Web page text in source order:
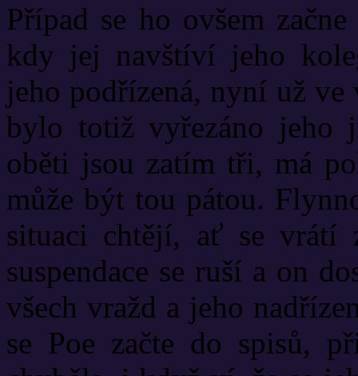
Případ se ho ovšem
kdy jej navštíví jeho
jeho podřízená, nyní už
bylo totiž vyřezáno jeho
oběti jsou zatím tři, má
může být tou pátou.
situaci chtějí, ať se vrátí
suspendace se ruší a on
všech vražd a jeho
se Poe začte do spisů,